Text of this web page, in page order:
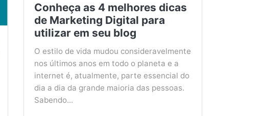
Conheça as 4 melhores dicas
de Marketing Digital para
utilizar em seu blog
O estilo de vida mudou consideravelmente
nos últimos anos em todo o planeta e a
internet é, atualmente, parte essencial do
dia a dia da grande maioria das pessoas.
Sabendo...